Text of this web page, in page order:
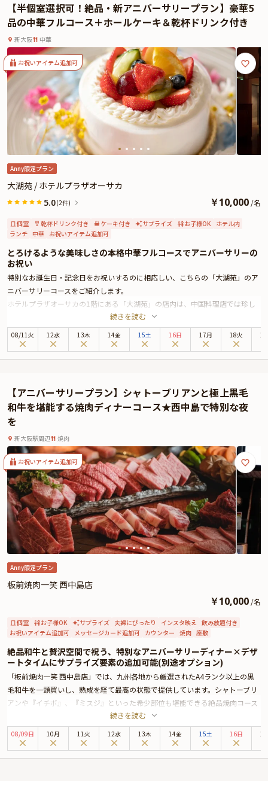
【半個室選択可！絶品・新アニバーサリープラン】豪華5
品の中華フルコース＋ホールケーキ＆乾杯ドリンク付き
新大阪 中華
お祝いアイテム追加可
Anny限定プラン
大湖苑 / ホテルプラザオーサカ
5.0(2件) ￥10,000 /名
個室 乾杯ドリンク付き ケーキ付き サプライズ お子様OK ホテル内
ランチ 中華 お祝いアイテム追加可
とろけるような美味しさの本格中華フルコースでアニバーサリーの
お祝い
特別なお誕生日・記念日をお祝いするのに相応しい、こちらの「大湖苑」のア
ニバーサリーコースをご紹介します。
ホテルプラザオーサカの1階にある「大湖苑」の店内は、中国料理店では珍し
いウッドテイストの落ち着いた雰囲気。
お席はゆったりと広めに作られたテーブル席や、カーテンで区切られるムード
漂う円卓の半個室席があり、それぞれの場面に合ったお席に案内してくれま
特別な日に喜んでもらえること間違いなしのシェフ渾身の絶品メニューばかり
です。
また、本コースでは、乾杯シャンパン(ソフトドリンクもございます)とホール
ケーキを特別にプレゼント。
大切な方とのお祝いの日にぜひご利用いただきたいコースになっています。
☆本プランでは、有料オプションで、アニバーサリーにぴったりな花束・ギフ
ト・カスタマイズ可能なメッセージカードなどをお付けすることが出来ます。
メッセージカードは着席時に、花束やギフトはデザートタイムにご予約主様に
お渡し致しますので、サプライズにお役立てください。詳しくは本ページ中段
の「お祝いアイテム」の欄で、お選びいただけます。
続きを読む
08/11火 12水 13木 14金 15土 16日 17月 18火
【アニバーサリープラン】シャトーブリアンと極上黒毛
和牛を堪能する焼肉ディナーコース★西中島で特別な夜
を
新大阪駅周辺 焼肉
お祝いアイテム追加可
Anny限定プラン
板前焼肉一笑 西中島店
￥10,000 /名
個室 お子様OK サプライズ 夫婦にぴったり インスタ映え 飲み放題付き
お祝いアイテム追加可 メッセージカード追加可 カウンター 焼肉 座敷
絶品和牛と贅沢空間で祝う、特別なアニバーサリーディナー×デザ
ートタイムにサプライズ要素の追加可能(別途オプション)
「板前焼肉一笑 西中島店」では、九州各地から厳選されたA4ランク以上の黒
毛和牛を一頭買いし、熟成を経て最高の状態で提供しています。シャトーブリ
アンや『イチボ』、『ミスジ』といった希少部位も堪能できる絶品焼肉コース
は、肉本来の旨味を引き出すため、注文を受けてから切り分けられ、目の前で
職人が手際よくさばく姿も楽しめます。
また、追加料金(＋5,500円)で目でも楽しい【数量限定のオリジナル肉ケーキ】
続きを読む
08/09日 10月 11火 12水 13木 14金 15土 16日